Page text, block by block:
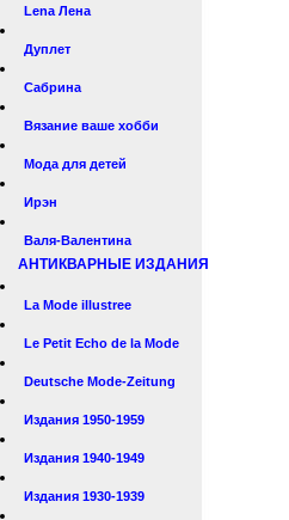
Lena Лена
Дуплет
Сабрина
Вязание ваше хобби
Мода для детей
Ирэн
Валя-Валентина
АНТИКВАРНЫЕ ИЗДАНИЯ
La Mode illustree
Le Petit Echo de la Mode
Deutsche Mode-Zeitung
Издания 1950-1959
Издания 1940-1949
Издания 1930-1939